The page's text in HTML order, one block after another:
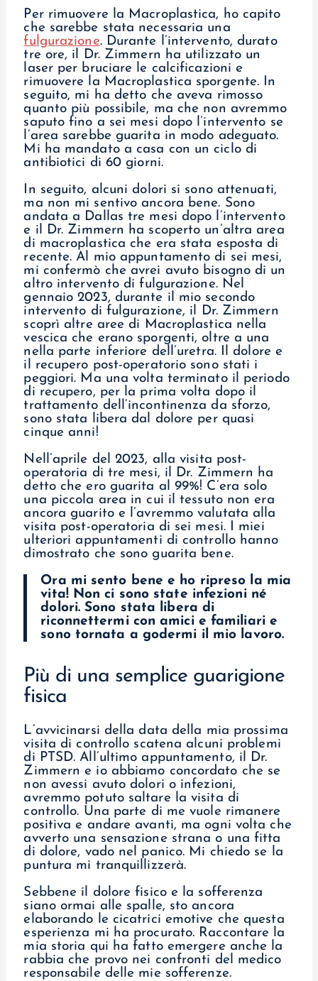
Per rimuovere la Macroplastica, ho capito
che sarebbe stata necessaria una
fulgurazione. Durante l’intervento, durato
tre ore, il Dr. Zimmern ha utilizzato un
laser per bruciare le calcificazioni e
rimuovere la Macroplastica sporgente. In
seguito, mi ha detto che aveva rimosso
quanto più possibile, ma che non avremmo
saputo fino a sei mesi dopo l’intervento se
l’area sarebbe guarita in modo adeguato.
Mi ha mandato a casa con un ciclo di
antibiotici di 60 giorni.
In seguito, alcuni dolori si sono attenuati,
ma non mi sentivo ancora bene. Sono
andata a Dallas tre mesi dopo l’intervento
e il Dr. Zimmern ha scoperto un’altra area
di macroplastica che era stata esposta di
recente. Al mio appuntamento di sei mesi,
mi confermò che avrei avuto bisogno di un
altro intervento di fulgurazione. Nel
gennaio 2023, durante il mio secondo
intervento di fulgurazione, il Dr. Zimmern
scoprì altre aree di Macroplastica nella
vescica che erano sporgenti, oltre a una
nella parte inferiore dell’uretra. Il dolore e
il recupero post-operatorio sono stati i
peggiori. Ma una volta terminato il periodo
di recupero, per la prima volta dopo il
trattamento dell’incontinenza da sforzo,
sono stata libera dal dolore per quasi
cinque anni!
Nell’aprile del 2023, alla visita post-
operatoria di tre mesi, il Dr. Zimmern ha
detto che ero guarita al 99%! C’era solo
una piccola area in cui il tessuto non era
ancora guarito e l’avremmo valutata alla
visita post-operatoria di sei mesi. I miei
ulteriori appuntamenti di controllo hanno
dimostrato che sono guarita bene.
Ora mi sento bene e ho ripreso la mia
vita! Non ci sono state infezioni né
dolori. Sono stata libera di
riconnettermi con amici e familiari e
sono tornata a godermi il mio lavoro.
Più di una semplice guarigione
fisica
L’avvicinarsi della data della mia prossima
visita di controllo scatena alcuni problemi
di PTSD. All’ultimo appuntamento, il Dr.
Zimmern e io abbiamo concordato che se
non avessi avuto dolori o infezioni,
avremmo potuto saltare la visita di
controllo. Una parte di me vuole rimanere
positiva e andare avanti, ma ogni volta che
avverto una sensazione strana o una fitta
di dolore, vado nel panico. Mi chiedo se la
puntura mi tranquillizzerà.
Sebbene il dolore fisico e la sofferenza
siano ormai alle spalle, sto ancora
elaborando le cicatrici emotive che questa
esperienza mi ha procurato. Raccontare la
mia storia qui ha fatto emergere anche la
rabbia che provo nei confronti del medico
responsabile delle mie sofferenze.